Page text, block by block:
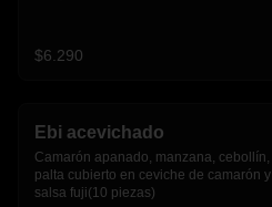
$6.290
Ebi acevichado
Camarón apanado, manzana, cebollín,
palta cubierto en ceviche de camarón y
salsa fuji(10 piezas)